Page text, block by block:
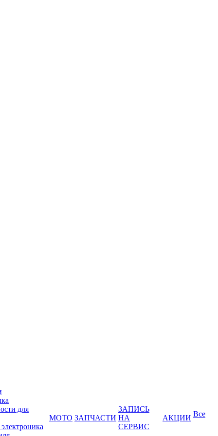
для
МОТО ЗАПЧАСТИ
ЗАПИСЬ
НА
СЕРВИС
АКЦИИ Все